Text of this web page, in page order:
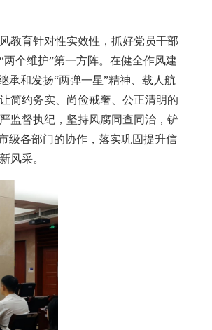
教育针对性实效性，抓好党员干部
个维护”第一方阵。在健全作风建
承和发扬“两弹一星”精神、载人航
简约务实、尚俭戒奢、公正清明的
监督执纪，坚持风腐同查同治，铲
级各部门的协作，落实巩固提升信
风采。